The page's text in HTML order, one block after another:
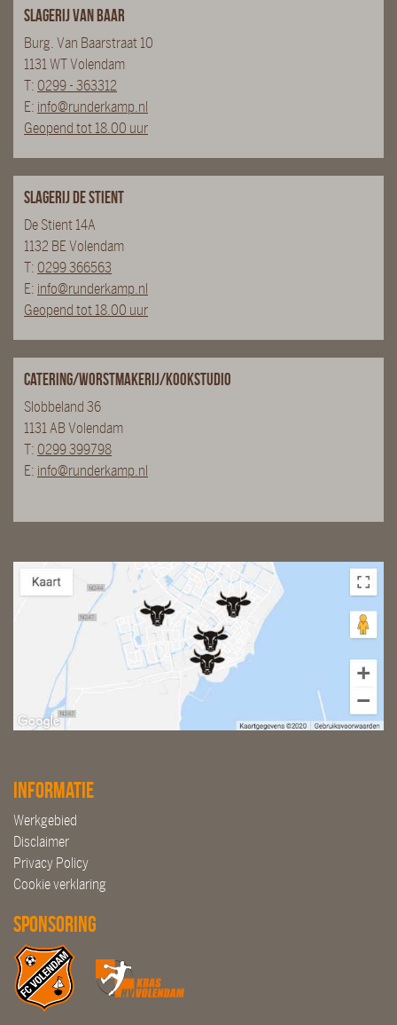
Slagerij van Baar
Burg. Van Baarstraat 10
1131 WT Volendam
T: 0299 - 363312
E: info@runderkamp.nl
Geopend tot 18.00 uur
Slagerij De Stient
De Stient 14A
1132 BE Volendam
T: 0299 366563
E: info@runderkamp.nl
Geopend tot 18.00 uur
Catering/Worstmakerij/Kookstudio
Slobbeland 36
1131 AB Volendam
T: 0299 399798
E: info@runderkamp.nl
Informatie
Werkgebied
Disclaimer
Privacy Policy
Cookie verklaring
Sponsoring